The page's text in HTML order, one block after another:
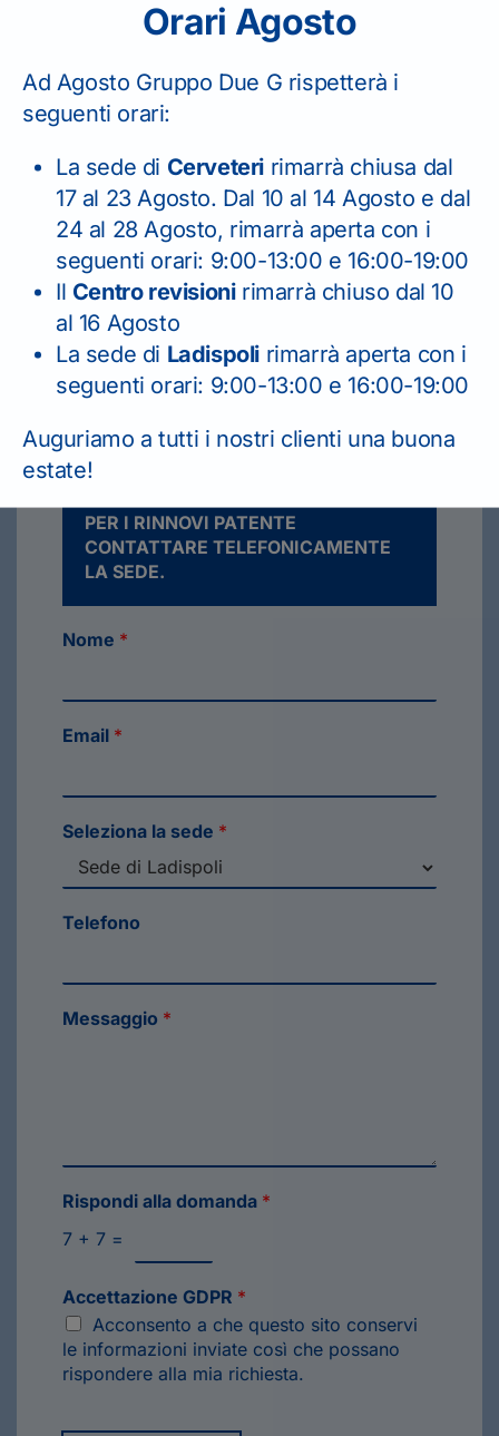
06 99 42 471
CENTRO REVISIONI
06 99 49 652
Il seguente form serve solo per
PER I RINNOVI PATENTE
CONTATTARE TELEFONICAMENTE
LA SEDE.
Nome *
Email *
Seleziona la sede *
Telefono
Messaggio *
Rispondi alla domanda *
7 + 7 =
Accettazione GDPR *
Acconsento a che questo sito conservi
le informazioni inviate così che possano
rispondere alla mia richiesta.
Orari Agosto
Ad Agosto Gruppo Due G rispetterà i
seguenti orari:
La sede di Cerveteri rimarrà chiusa dal
17 al 23 Agosto. Dal 10 al 14 Agosto e dal
24 al 28 Agosto, rimarrà aperta con i
seguenti orari: 9:00-13:00 e 16:00-19:00
Il Centro revisionirimarrà chiuso dal 10
al 16 Agosto
La sede di Ladispoli rimarrà aperta con i
seguenti orari: 9:00-13:00 e 16:00-19:00
Auguriamo a tutti i nostri clienti una buona
estate!